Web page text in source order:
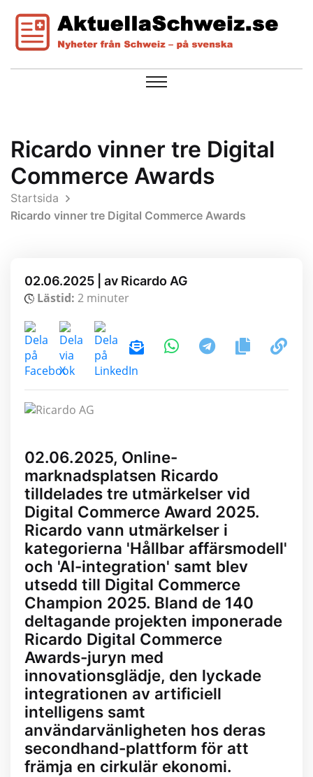
Ricardo vinner tre Digital
Commerce Awards
Startsida
Ricardo vinner tre Digital Commerce Awards
02.06.2025 | av Ricardo AG
Lästid: 2 minuter
02.06.2025, Online-
marknadsplatsen Ricardo
tilldelades tre utmärkelser vid
Digital Commerce Award 2025.
Ricardo vann utmärkelser i
kategorierna 'Hållbar affärsmodell'
och 'AI-integration' samt blev
utsedd till Digital Commerce
Champion 2025. Bland de 140
deltagande projekten imponerade
Ricardo Digital Commerce
Awards-juryn med
innovationsglädje, den lyckade
integrationen av artificiell
intelligens samt
användarvänligheten hos deras
secondhand-plattform för att
främja en cirkulär ekonomi.